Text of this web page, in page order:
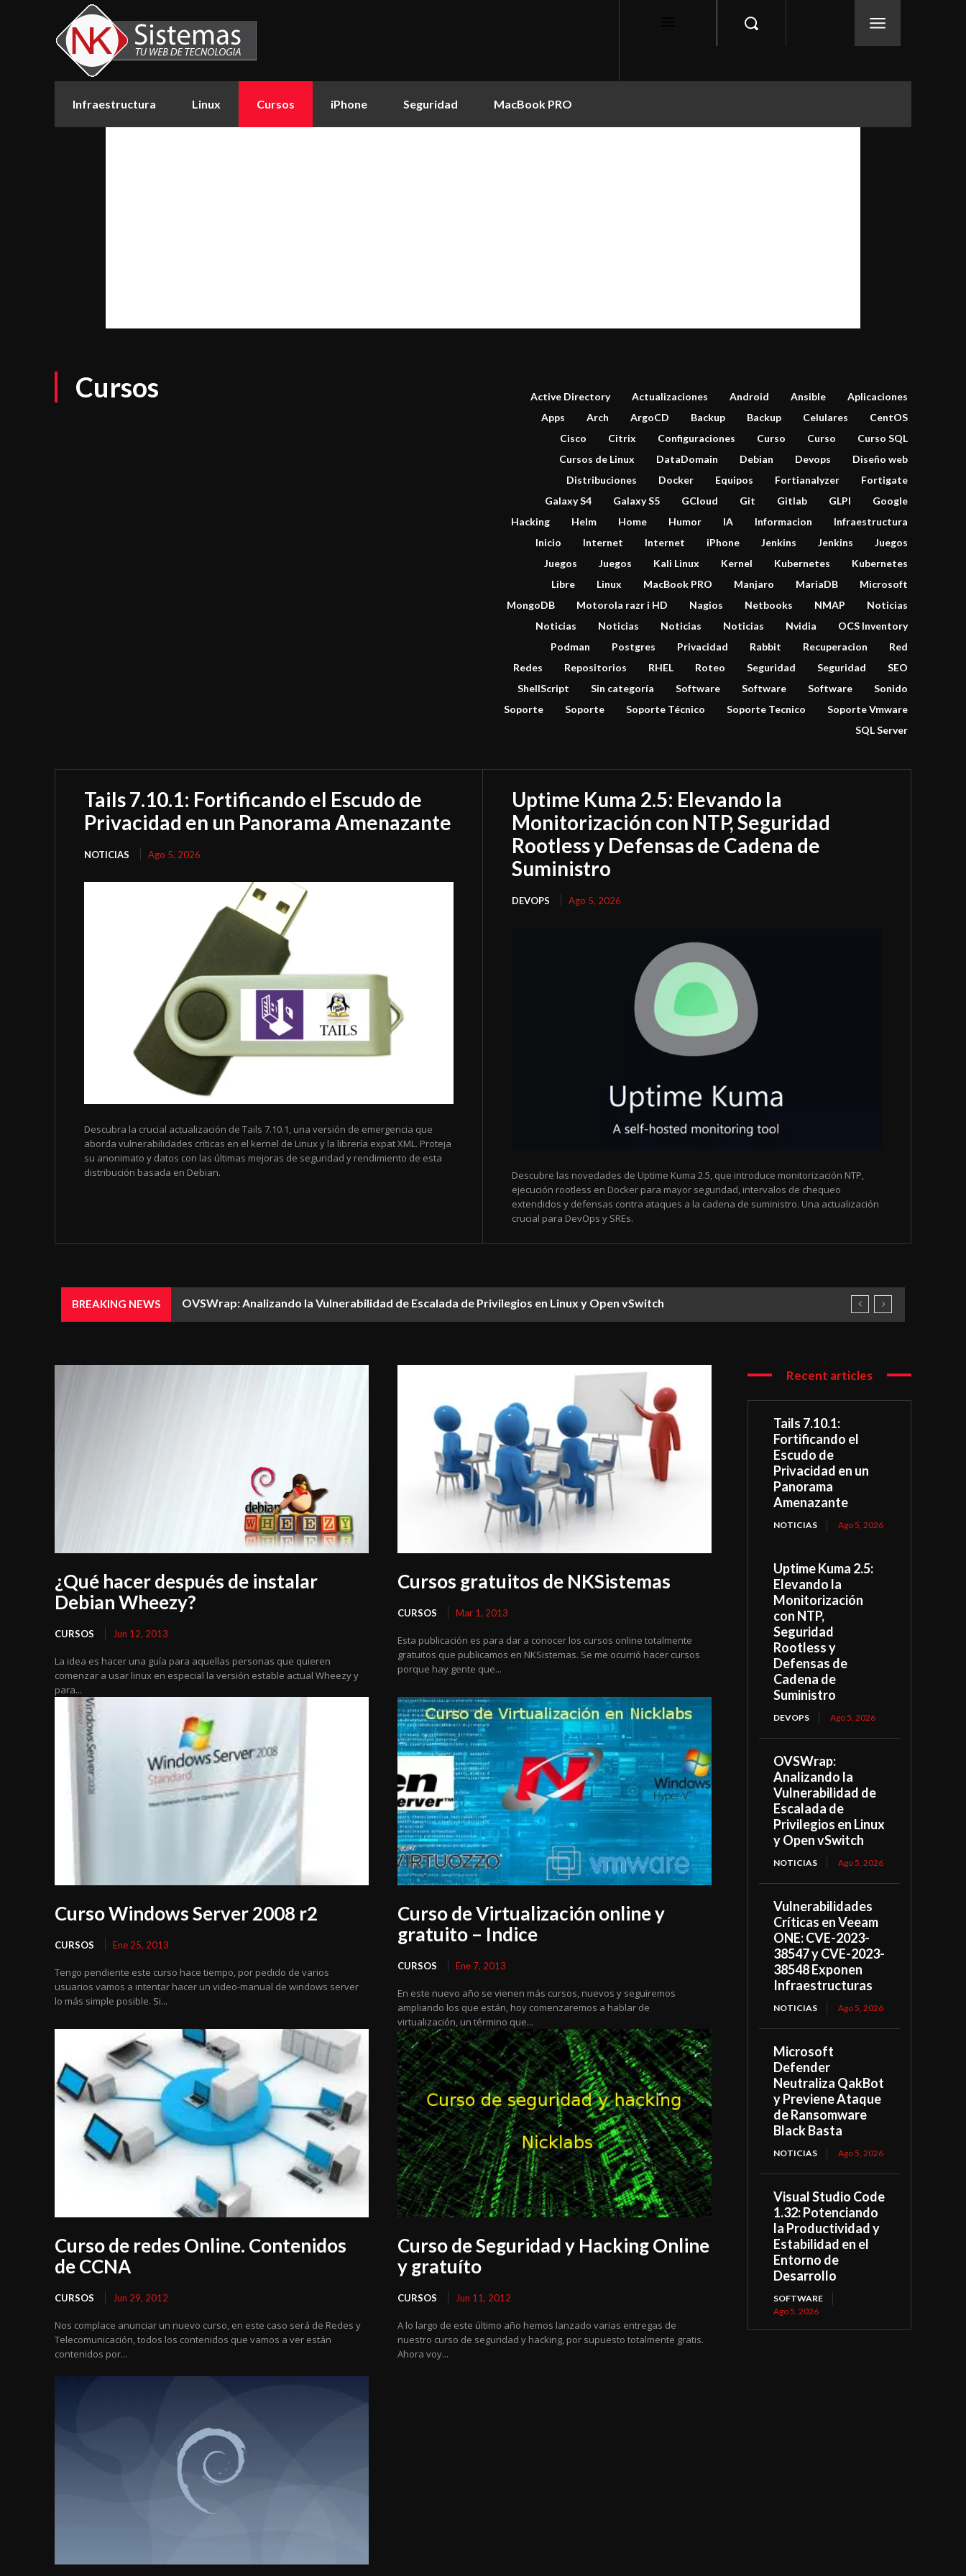
Infraestructura Linux Cursos iPhone Seguridad MacBook PRO
Cursos Active Directory Actualizaciones Android Ansible
Aplicaciones
Apps
Arch ArgoCD Backup Backup Celulares
CentOS
Cisco
Citrix Configuraciones Curso Curso
Curso SQL
Cursos de Linux
DataDomain Debian Devops
Diseño web
Distribuciones
Docker Equipos Fortianalyzer
Fortigate
Galaxy S4
Galaxy S5 GCloud Git Gitlab GLPI
Google
Hacking
Helm Home Humor IA Informacion
Infraestructura
Inicio
Internet Internet iPhone Jenkins Jenkins
Juegos
Juegos
Juegos Kali Linux Kernel Kubernetes
Kubernetes
Libre
Linux MacBook PRO Manjaro MariaDB
Microsoft
MongoDB
Motorola razr i HD Nagios Netbooks NMAP
Noticias
Noticias
Noticias Noticias Noticias Nvidia
OCS Inventory
Podman
Postgres Privacidad Rabbit Recuperacion
Red
Redes
Repositorios RHEL Roteo Seguridad Seguridad
SEO
ShellScript
Sin categoría Software Software Software
Sonido
Soporte
Soporte Soporte Técnico Soporte Tecnico
Soporte Vmware
SQL Server
Tails 7.10.1: Fortificando el Escudo de
Privacidad en un Panorama Amenazante
NOTICIAS Ago 5, 2026
Descubra la crucial actualización de Tails 7.10.1, una versión de emergencia que
aborda vulnerabilidades críticas en el kernel de Linux y la librería expat XML. Proteja
su anonimato y datos con las últimas mejoras de seguridad y rendimiento de esta
distribución basada en Debian.
Uptime Kuma 2.5: Elevando la
Monitorización con NTP, Seguridad
Rootless y Defensas de Cadena de
Suministro
DEVOPS Ago 5, 2026
Descubre las novedades de Uptime Kuma 2.5, que introduce monitorización NTP,
ejecución rootless en Docker para mayor seguridad, intervalos de chequeo
extendidos y defensas contra ataques a la cadena de suministro. Una actualización
crucial para DevOps y SREs.
BREAKING NEWS OVSWrap: Analizando la Vulnerabilidad de Escalada de Privilegios en Linux y Open vSwitch
Vulnerabilidades Críticas en Veeam ONE: CVE-2023-38547 y CVE-2023-38548 Exponen Infraestructuras
¿Qué hacer después de instalar
Debian Wheezy?
CURSOS Jun 12, 2013
La idea es hacer una guía para aquellas personas que quieren
comenzar a usar linux en especial la versión estable actual Wheezy y
para...
Cursos gratuitos de NKSistemas
CURSOS Mar 1, 2013
Esta publicación es para dar a conocer los cursos online totalmente
gratuitos que publicamos en NKSistemas. Se me ocurrió hacer cursos
porque hay gente que...
Curso Windows Server 2008 r2
CURSOS Ene 25, 2013
Tengo pendiente este curso hace tiempo, por pedido de varios
usuarios vamos a intentar hacer un video-manual de windows server
lo más simple posible. Si...
Curso de Virtualización online y
gratuito – Indice
CURSOS Ene 7, 2013
En este nuevo año se vienen más cursos, nuevos y seguiremos
ampliando los que están, hoy comenzaremos a hablar de
virtualización, un término que...
Curso de redes Online. Contenidos
de CCNA
CURSOS Jun 29, 2012
Nos complace anunciar un nuevo curso, en este caso será de Redes y
Telecomunicación, todos los contenidos que vamos a ver están
contenidos por...
Curso de Seguridad y Hacking Online
y gratuíto
CURSOS Jun 11, 2012
A lo largo de este último año hemos lanzado varias entregas de
nuestro curso de seguridad y hacking, por supuesto totalmente gratis.
Ahora voy...
Recent articles
Tails 7.10.1:
Fortificando el
Escudo de
Privacidad en un
Panorama
Amenazante
NOTICIAS Ago 5, 2026
Uptime Kuma 2.5:
Elevando la
Monitorización
con NTP,
Seguridad
Rootless y
Defensas de
Cadena de
Suministro
DEVOPS Ago 5, 2026
OVSWrap:
Analizando la
Vulnerabilidad de
Escalada de
Privilegios en Linux
y Open vSwitch
NOTICIAS Ago 5, 2026
Vulnerabilidades
Críticas en Veeam
ONE: CVE-2023-
38547 y CVE-2023-
38548 Exponen
Infraestructuras
NOTICIAS Ago 5, 2026
Microsoft
Defender
Neutraliza QakBot
y Previene Ataque
de Ransomware
Black Basta
NOTICIAS Ago 5, 2026
Visual Studio Code
1.32: Potenciando
la Productividad y
Estabilidad en el
Entorno de
Desarrollo
SOFTWARE
Ago 5, 2026